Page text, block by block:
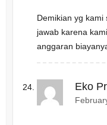
Demikian yg
jawab karena
anggaran
Eko